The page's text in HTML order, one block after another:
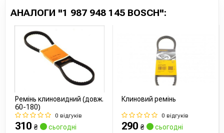
Усі запчастини BOSCH →
АНАЛОГИ "1 987 948 145 BOSCH":
Ремінь клиновидний (довж.
60-180)
0 відгуків
310 ₴ сьогодні
Клиновий ремінь
0 відгуків
290 ₴ сьогодні